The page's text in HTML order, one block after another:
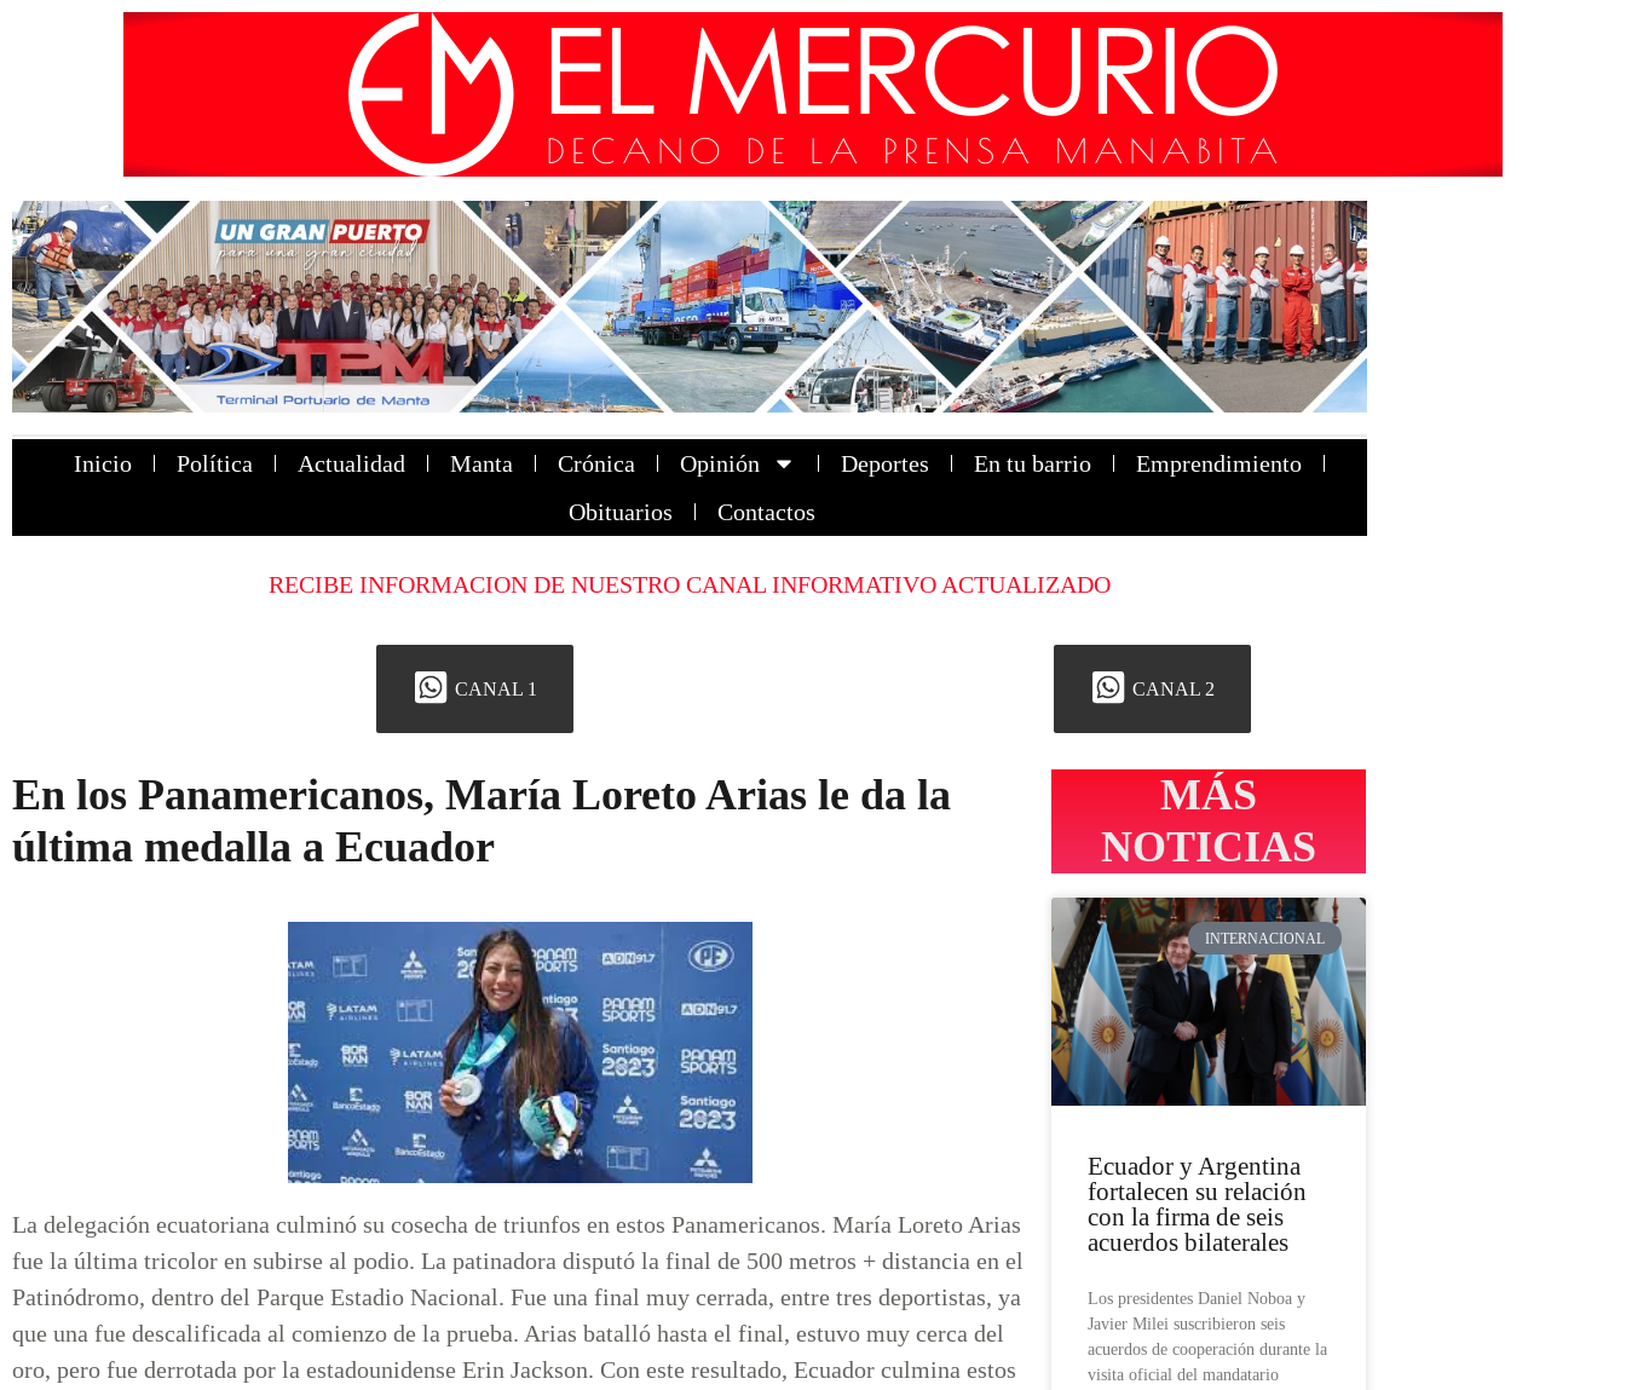
Inicio Política Actualidad Manta Crónica Opinión Deportes En tu barrio
Emprendimiento
Obituarios
Contactos
RECIBE INFORMACION DE NUESTRO CANAL INFORMATIVO ACTUALIZADO
CANAL 1 CANAL 2
En los Panamericanos, María Loreto Arias le da la
última medalla a Ecuador
La delegación ecuatoriana culminó su cosecha de triunfos en estos Panamericanos. María Loreto Arias
fue la última tricolor en subirse al podio. La patinadora disputó la final de 500 metros + distancia en el
Patinódromo, dentro del Parque Estadio Nacional. Fue una final muy cerrada, entre tres deportistas, ya
que una fue descalificada al comienzo de la prueba. Arias batalló hasta el final, estuvo muy cerca del
oro, pero fue derrotada por la estadounidense Erin Jackson. Con este resultado, Ecuador culmina estos
MÁS
NOTICIAS
INTERNACIONAL
Ecuador y Argentina
fortalecen su relación
con la firma de seis
acuerdos bilaterales
Los presidentes Daniel Noboa y
Javier Milei suscribieron seis
acuerdos de cooperación durante la
visita oficial del mandatario